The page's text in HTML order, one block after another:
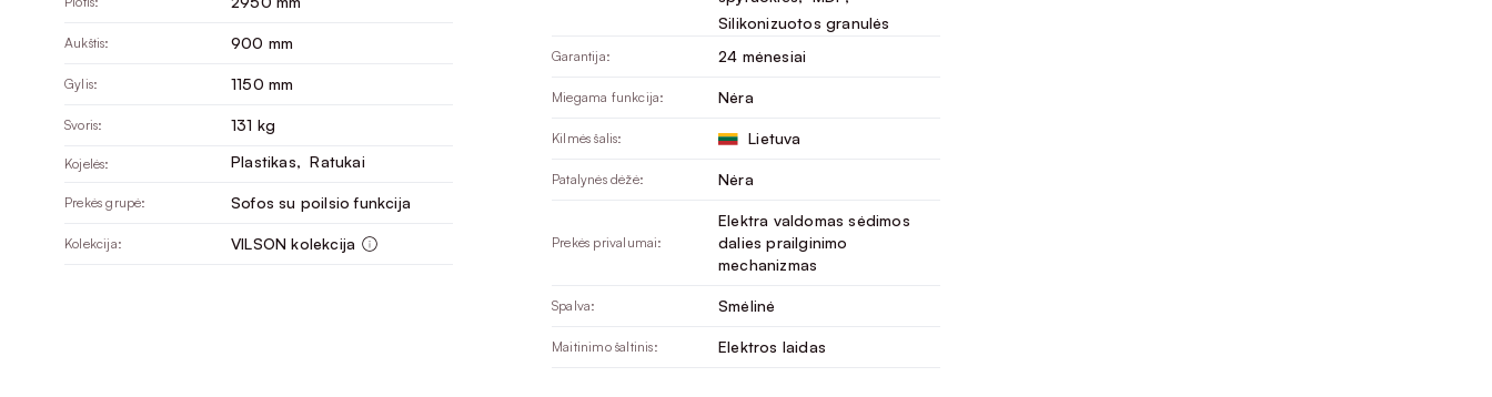
Aukštis: 900 mm
Gylis: 1150 mm
Svoris: 131 kg
Kojelės: Plastikas, Ratukai
Prekės grupė: Sofos su poilsio funkcija
Kolekcija: VILSON kolekcija
Silikonizuotos granulės
Garantija: 24 mėnesiai
Miegama funkcija: Nėra
Kilmės šalis: Lietuva
Patalynės dėžė: Nėra
Prekės privalumai:
Elektra valdomas sėdimos
dalies prailginimo
mechanizmas
Spalva: Smėlinė
Maitinimo šaltinis: Elektros laidas